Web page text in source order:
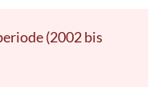
(2002 bis